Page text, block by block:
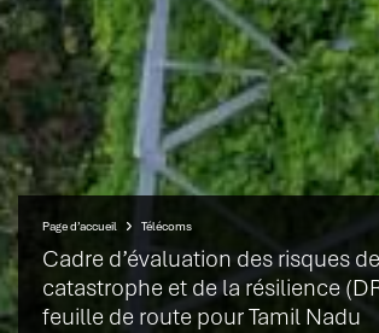
Page d’accueil Télécoms
Cadre d’évaluation des risques de
catastrophe et de la résilience
feuille de route pour Tamil Nadu